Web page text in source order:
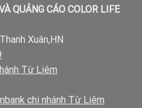
QUẢNG CÁO COLOR LIFE
Xuân,HN
Từ Liêm
chi nhánh Từ Liêm